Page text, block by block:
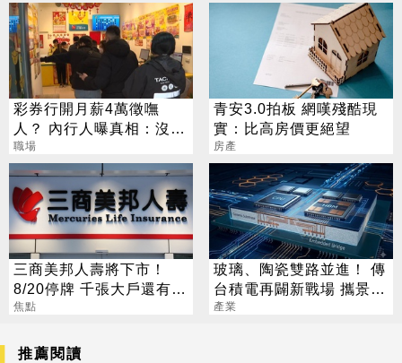
彩券行開月薪4萬徵嘸
人？ 內行人曝真相：沒想
像中輕鬆
職場
青安3.0拍板 網嘆殘酷現
實：比高房價更絕望
房產
三商美邦人壽將下市！
8/20停牌 千張大戶還有
252人
焦點
玻璃、陶瓷雙路並進！ 傳
台積電再闢新戰場 攜景碩
布局類EMIB
產業
推薦閱讀